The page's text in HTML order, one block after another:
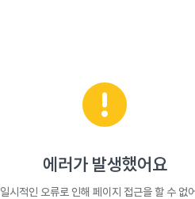
에러가 발생했어요
일시적인 오류로 인해 페이지 접근을 할 수 없